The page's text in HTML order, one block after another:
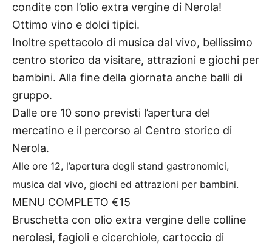
condite con l’olio extra vergine di Nerola!
Ottimo vino e dolci tipici.
Inoltre spettacolo di musica dal vivo, bellissimo
centro storico da visitare, attrazioni e giochi per
bambini. Alla fine della giornata anche balli di
gruppo.
Dalle ore 10 sono previsti l’apertura del
mercatino e il percorso al Centro storico di
Nerola.
Alle ore 12, l’apertura degli stand gastronomici,
musica dal vivo, giochi ed attrazioni per bambini.
MENU COMPLETO €15
Bruschetta con olio extra vergine delle colline
nerolesi, fagioli e cicerchiole, cartoccio di